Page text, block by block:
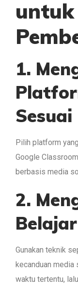
untuk
1.
Sesuai
Pilih platform
Google
berbasis media
2.
Gunakan teknik
kecanduan media
waktu tertentu,